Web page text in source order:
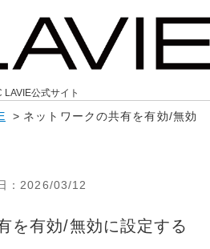
LAVIE公式サイト
> ネットワークの共有を有効/無効
：2026/03/12
を有効/無効に設定する